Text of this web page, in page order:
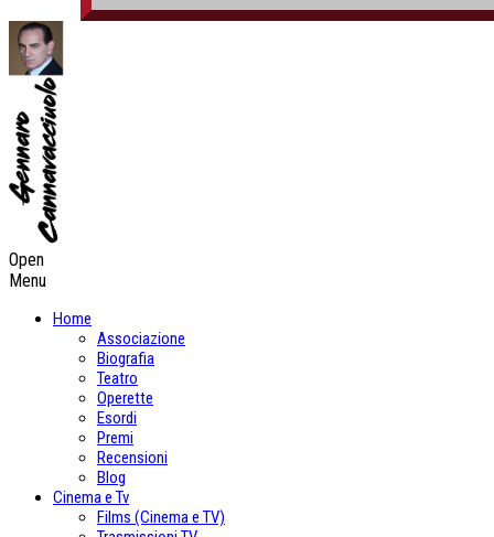
Open
Menu
Home
Associazione
Biografia
Teatro
Operette
Esordi
Premi
Recensioni
Blog
Cinema e Tv
Films (Cinema e TV)